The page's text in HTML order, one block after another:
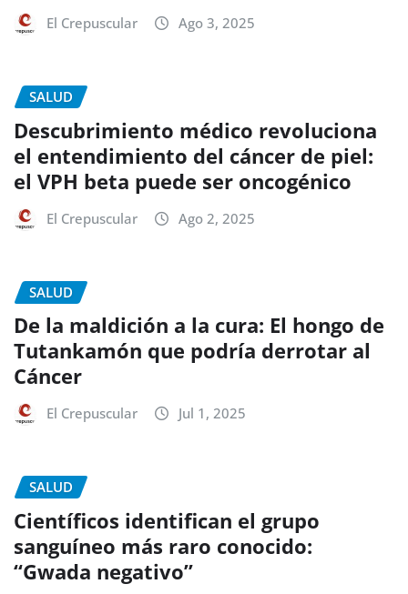
El Crepuscular Ago 3, 2025
SALUD
Descubrimiento médico revoluciona
el entendimiento del cáncer de piel:
el VPH beta puede ser oncogénico
El Crepuscular Ago 2, 2025
SALUD
De la maldición a la cura: El hongo de
Tutankamón que podría derrotar al
Cáncer
El Crepuscular Jul 1, 2025
SALUD
Científicos identifican el grupo
sanguíneo más raro conocido:
“Gwada negativo”